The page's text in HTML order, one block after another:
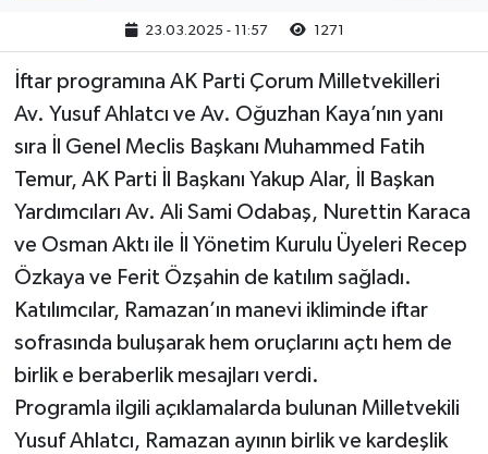
23.03.2025 - 11:57 1271
İftar programına AK Parti Çorum Milletvekilleri
Av. Yusuf Ahlatcı ve Av. Oğuzhan Kaya’nın yanı
sıra İl Genel Meclis Başkanı Muhammed Fatih
Temur, AK Parti İl Başkanı Yakup Alar, İl Başkan
Yardımcıları Av. Ali Sami Odabaş, Nurettin Karaca
ve Osman Aktı ile İl Yönetim Kurulu Üyeleri Recep
Özkaya ve Ferit Özşahin de katılım sağladı.
Katılımcılar, Ramazan’ın manevi ikliminde iftar
sofrasında buluşarak hem oruçlarını açtı hem de
birlik e beraberlik mesajları verdi.
Programla ilgili açıklamalarda bulunan Milletvekili
Yusuf Ahlatcı, Ramazan ayının birlik ve kardeşlik
Osmancık
Sungurlu
Uğurludağ
Sağlık